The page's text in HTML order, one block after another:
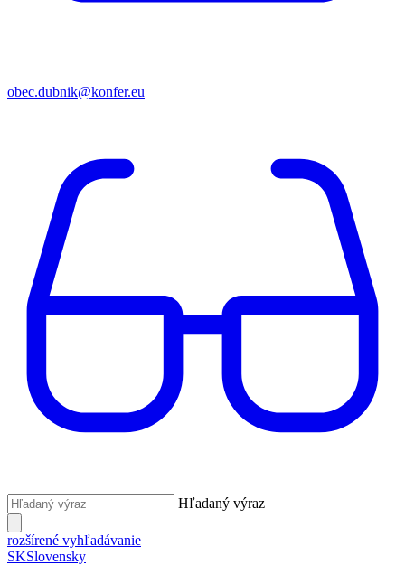
obec.dubnik@konfer.eu
Hľadaný výraz
rozšírené vyhľadávanie
SKSlovensky